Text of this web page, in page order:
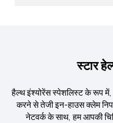
स्टार
हैल्थ इंश्योरेंस स्पेशलिस्ट के रूप में,
करने से तेजी इन-हाउस क्लेम
नेटवर्क के साथ, हम आपकी